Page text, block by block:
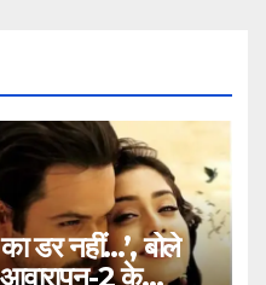
डर नहीं…’, बोले
आवारापन-2 के